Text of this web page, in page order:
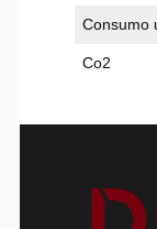
Consumo
Co2